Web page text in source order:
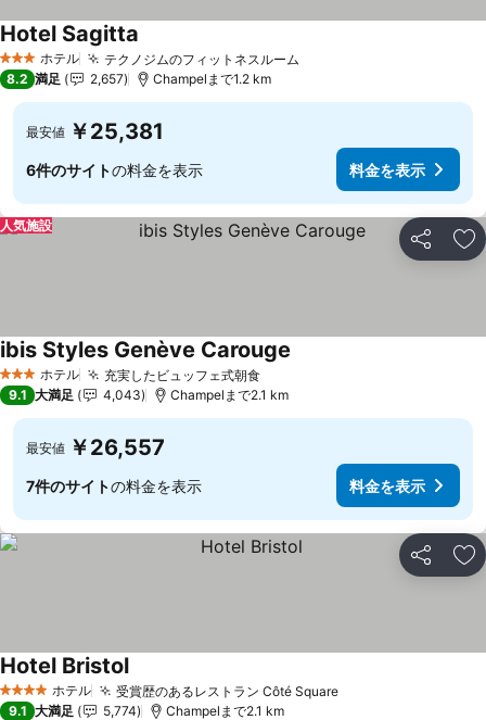
3 ホテルのランク
ホテル テクノジムのフィットネスルーム
Hotel Sagitta
8.2 満足 2,657 Champelまで1.2 km
最安値 ￥25,381
6件のサイトの料金を表示 料金を表示
シェア お
人気施設
3 ホテルのランク
ホテル 充実したビュッフェ式朝食
ibis Styles Genève Carouge
9.1 大満足 4,043 Champelまで2.1 km
最安値 ￥26,557
7件のサイトの料金を表示 料金を表示
シェア お
4 ホテルのランク
ホテル 受賞歴のあるレストラン Côté Square
Hotel Bristol
9.1 大満足 5,774 Champelまで2.1 km